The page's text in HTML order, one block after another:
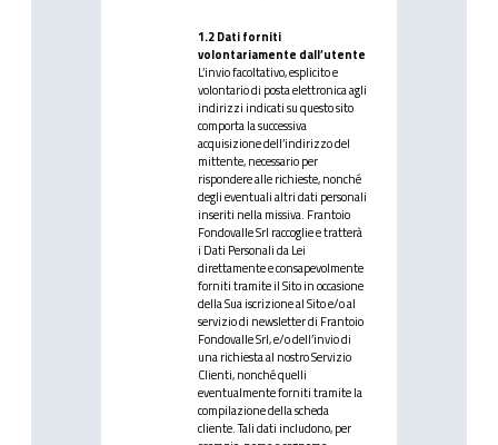
1.2 Dati forniti
volontariamente dall’utente
L’invio facoltativo, esplicito e
volontario di posta elettronica agli
indirizzi indicati su questo sito
comporta la successiva
acquisizione dell’indirizzo del
mittente, necessario per
rispondere alle richieste, nonché
degli eventuali altri dati personali
inseriti nella missiva. Frantoio
Fondovalle Srl raccoglie e tratterà
i Dati Personali da Lei
direttamente e consapevolmente
forniti tramite il Sito in occasione
della Sua iscrizione al Sito e/o al
servizio di newsletter di Frantoio
Fondovalle Srl, e/o dell’invio di
una richiesta al nostro Servizio
Clienti, nonché quelli
eventualmente forniti tramite la
compilazione della scheda
cliente. Tali dati includono, per